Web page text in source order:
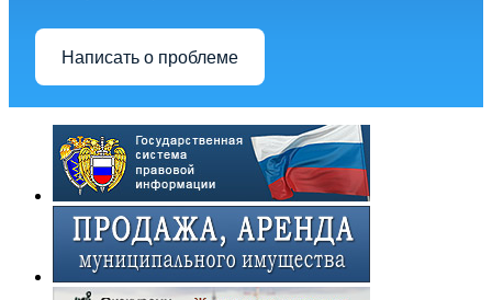
Написать о проблеме